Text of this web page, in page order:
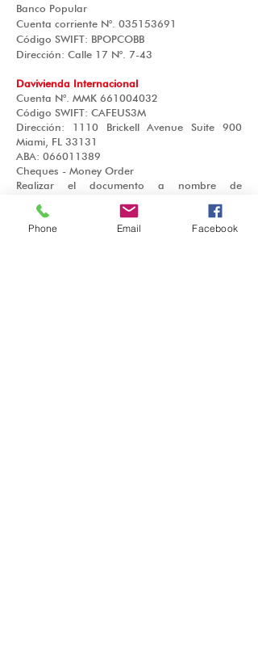
Banco Popular
Cuenta corriente N°. 035153691
Código SWIFT: BPOPCOBB
Dirección: Calle 17 N°. 7-43
Davivienda Internacional
Cuenta N°. MMK 661004032
Código SWIFT: CAFEUS3M
Dirección: 1110 Brickell Avenue Suite 900
Miami, FL 33131
ABA: 066011389
Cheques - Money Order
Realizar el documento a nombre de
860.008.010-0
Phone Email Facebook